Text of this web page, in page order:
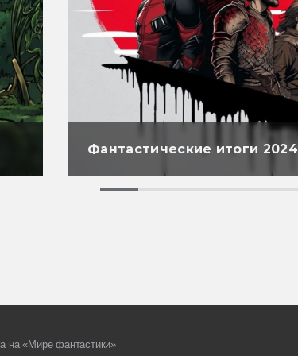
Фантастические итоги 2024
на «Мире фантастики»